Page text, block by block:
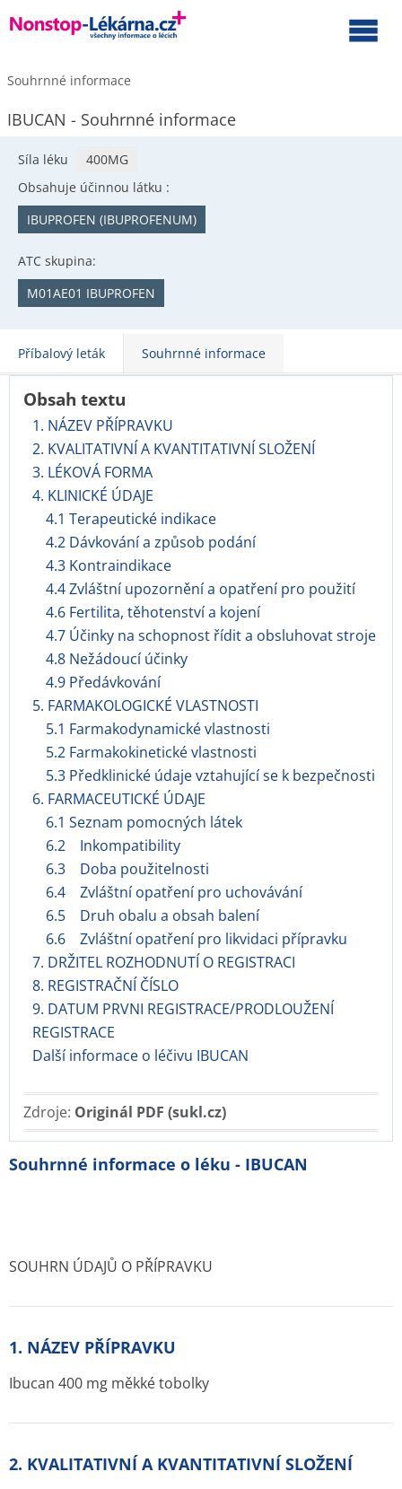
Souhrnné informace
IBUCAN - Souhrnné informace
Síla léku
400MG
Obsahuje účinnou látku :
IBUPROFEN (IBUPROFENUM)
ATC skupina:
M01AE01 IBUPROFEN
Příbalový leták Souhrnné informace
Obsah textu
1. NÁZEV PŘÍPRAVKU
2. KVALITATIVNÍ A KVANTITATIVNÍ SLOŽENÍ
3. LÉKOVÁ FORMA
4. KLINICKÉ ÚDAJE
4.1 Terapeutické indikace
4.2 Dávkování a způsob podání
4.3 Kontraindikace
4.4 Zvláštní upozornění a opatření pro použití
4.6 Fertilita, těhotenství a kojení
4.7 Účinky na schopnost řídit a obsluhovat stroje
4.8 Nežádoucí účinky
4.9 Předávkování
5. FARMAKOLOGICKÉ VLASTNOSTI
5.1 Farmakodynamické vlastnosti
5.2 Farmakokinetické vlastnosti
5.3 Předklinické údaje vztahující se k bezpečnosti
6. FARMACEUTICKÉ ÚDAJE
6.1 Seznam pomocných látek
6.2 Inkompatibility
6.3 Doba použitelnosti
6.4 Zvláštní opatření pro uchovávání
6.5 Druh obalu a obsah balení
6.6 Zvláštní opatření pro likvidaci přípravku
7. DRŽITEL ROZHODNUTÍ O REGISTRACI
8. REGISTRAČNÍ ČÍSLO
9. DATUM PRVNI REGISTRACE/PRODLOUŽENÍ
REGISTRACE
Další informace o léčivu IBUCAN
Zdroje: Originál PDF (sukl.cz)
Souhrnné informace o léku - IBUCAN
SOUHRN ÚDAJŮ O PŘÍPRAVKU
1. NÁZEV PŘÍPRAVKU
Ibucan 400 mg měkké tobolky
2. KVALITATIVNÍ A KVANTITATIVNÍ SLOŽENÍ